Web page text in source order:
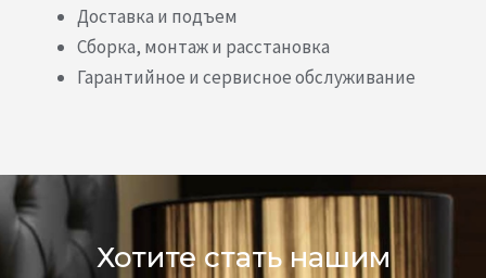
Доставка и подъем
Сборка, монтаж и расстановка
Гарантийное и сервисное обслуживание
Хотите стать нашим